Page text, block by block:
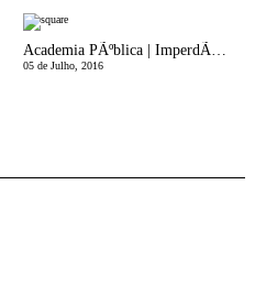
05 de Julho, 2016